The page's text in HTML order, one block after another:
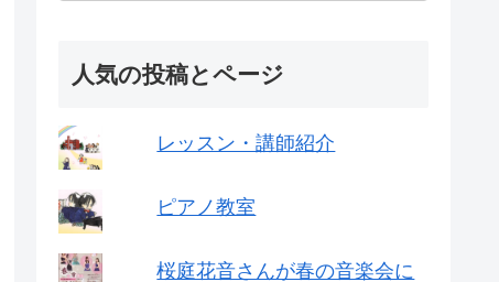
人気の投稿とページ
レッスン・講師紹介
ピアノ教室
桜庭花音さんが春の音楽会に